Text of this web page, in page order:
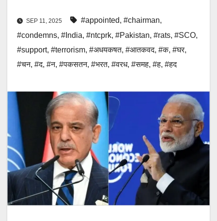
SEP 11, 2025 #appointed, #chairman,
#condemns, #India, #ntcprk, #Pakistan, #rats, #SCO,
#support, #terrorism, #अधयकषत, #आतकवद, #क, #घर,
#चन, #द, #न, #पकसतन, #भरत, #वरध, #समह, #ह, #हद